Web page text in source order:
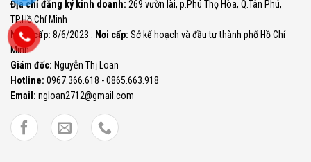
Địa chỉ đăng ký kinh doanh: 269 vườn lài, p.Phú Thọ Hòa, Q.Tân Phú,
TP.Hồ Chí Minh
Ngày cấp: 8/6/2023 . Nơi cấp: Sở kế hoạch và đầu tư thành phố Hồ Chí
Minh.
Giám đốc: Nguyễn Thị Loan
Hotline: 0967.366.618 - 0865.663.918
Email: ngloan2712@gmail.com